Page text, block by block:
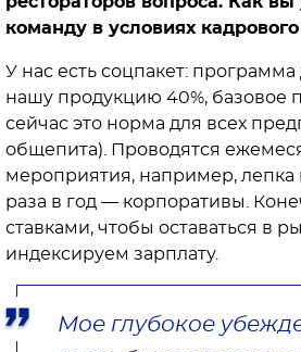
команду в условиях
У нас есть соцпакет:
нашу продукцию 40%, базовое
сейчас это норма для всех
общепита). Проводятся
мероприятия, например, лепка
раза в год — корпоративы.
ставками, чтобы оставаться в
индексируем зарплату.
Мое глубокое